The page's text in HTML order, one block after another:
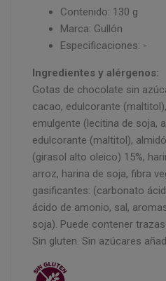
Contenido: 130 g
Marca: Gullón
Especificaciones: -
Ingredientes y alérgenos:
Gotas de chocolate sin
cacao, edulcorante
emulgente (lecitina de soja,
edulcorante (maltitol),
(girasol alto oleico) 15%,
arroz, harina de soja, fibra
gasificantes: (carbonato
ácido de amonio, sal,
soja). Puede contener
Sin gluten. Sin azúcares